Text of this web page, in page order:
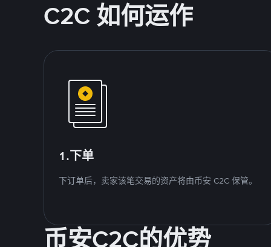
C2C 如何运作
1.下单
下订单后，卖家该笔交易的资产将由币安 C2C 保管。
币安C2C的优势